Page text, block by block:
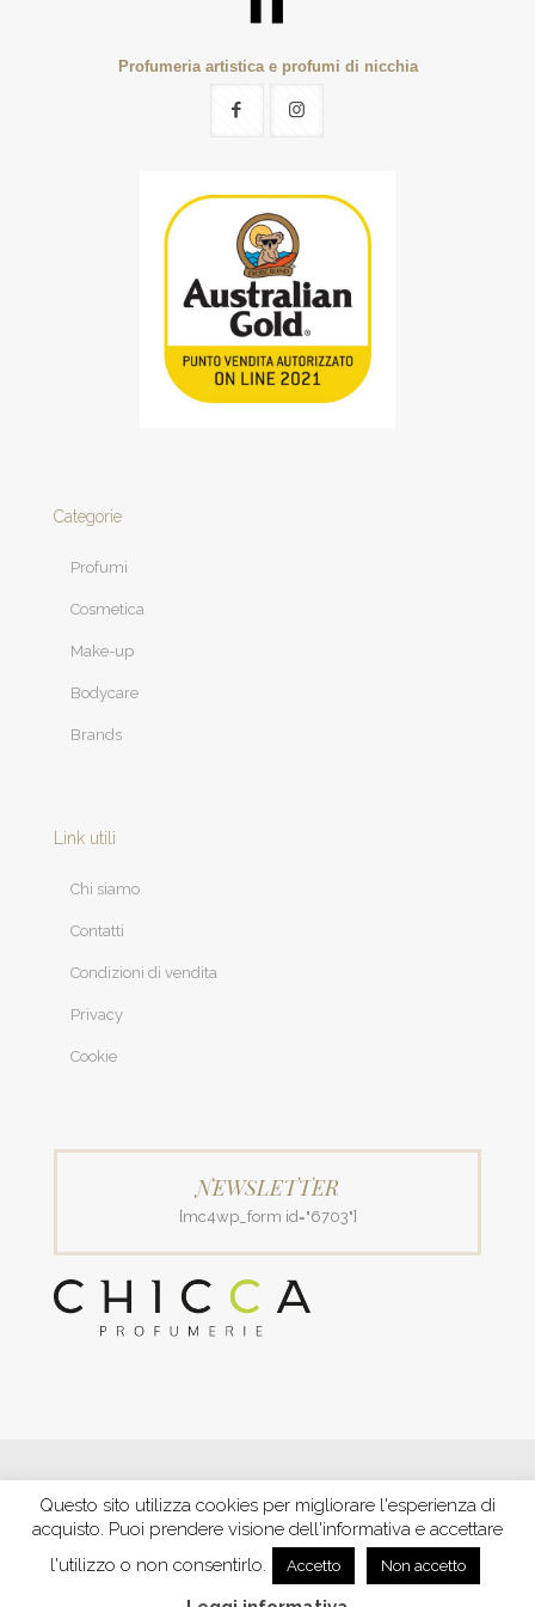
Profumeria artistica e profumi di nicchia
Categorie
Profumi
Cosmetica
Make-up
Bodycare
Brands
Link utili
Chi siamo
Contatti
Condizioni di vendita
Privacy
Cookie
NEWSLETTER
[mc4wp_form id="6703"]
C.F. PLVNPT51B44G157J P. IVA IT00426970422 |PRIVACY
Ecommerce by XBRAIN-Trasparenza aiuti e contributi
riconosciuti nel 2020
Questo sito utilizza cookies per migliorare l'esperienza di
acquisto. Puoi prendere visione dell'informativa e accettare
l'utilizzo o non consentirlo.
Accetto Non accetto